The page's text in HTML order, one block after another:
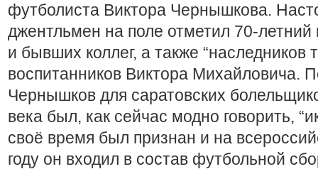
футболиста Виктора Чернышкова.
джентльмен на поле отметил 70-летний
и бывших коллег, а также “наследников
воспитанников Виктора Михайловича.
Чернышков для саратовских
века был, как сейчас модно говорить,
своё время был признан и на
году он входил в состав футбольной